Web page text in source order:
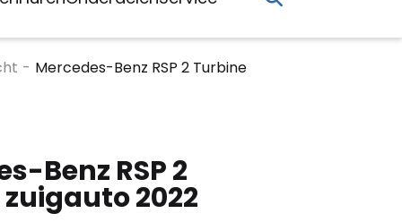
- Mercedes-Benz RSP 2 Turbine
Benz RSP 2
2022